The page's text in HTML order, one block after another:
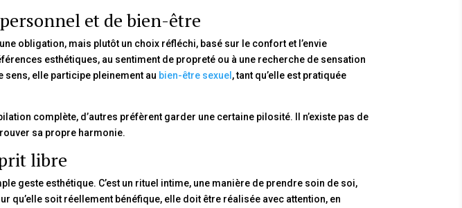
et de bien-être
obligation, mais plutôt un choix réfléchi, basé sur le confort et l’envie
esthétiques, au sentiment de propreté ou à une recherche de sensation
elle participe pleinement au bien-être sexuel , tant qu’elle est pratiquée
complète, d’autres préfèrent garder une certaine pilosité. Il n’existe pas de
sa propre harmonie.
libre
geste esthétique. C’est un rituel intime, une manière de prendre soin de soi,
qu’elle soit réellement bénéfique, elle doit être réalisée avec attention, en